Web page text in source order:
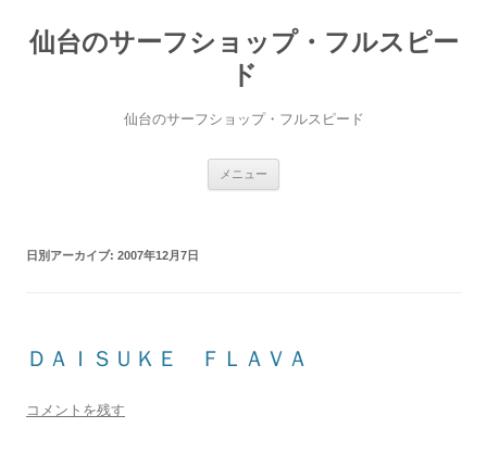
仙台のサーフショップ・フルスピー
ド
仙台のサーフショップ・フルスピード
メニュー
日別アーカイブ: 2007年12月7日
ＤＡＩＳＵＫＥ ＦＬＡＶＡ
コメントを残す